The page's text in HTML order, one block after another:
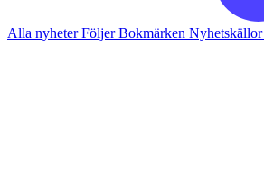
Alla nyheterFöljerBokmärken Nyhetskällor